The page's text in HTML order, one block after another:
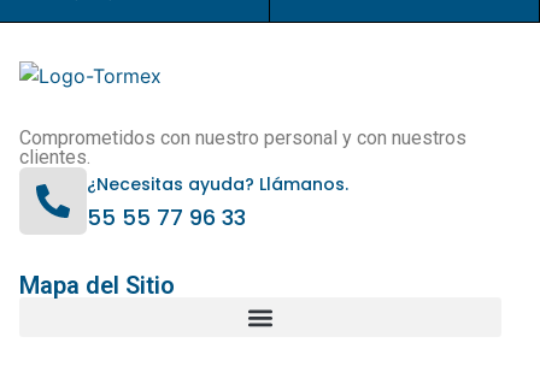
Comprometidos con nuestro personal y con nuestros
clientes.
¿Necesitas ayuda? Llámanos.
55 55 77 96 33
Mapa del Sitio